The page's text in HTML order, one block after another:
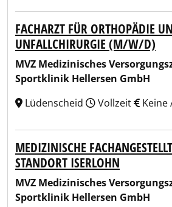
FACHARZT FÜR ORTHOPÄDIE
UNFALLCHIRURGIE (M/W/D)
MVZ Medizinisches
Sportklinik Hellersen GmbH
Lüdenscheid
Vollzeit Keine
MEDIZINISCHE
STANDORT ISERLOHN
MVZ Medizinisches
Sportklinik Hellersen GmbH